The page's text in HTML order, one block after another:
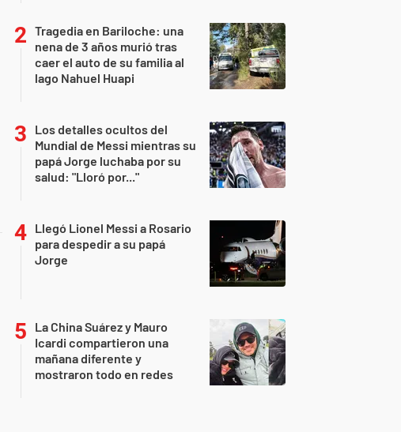
Tragedia en Bariloche: una
nena de 3 años murió tras
caer el auto de su familia al
lago Nahuel Huapi
Los detalles ocultos del
Mundial de Messi mientras su
papá Jorge luchaba por su
salud: "Lloró por..."
Llegó Lionel Messi a Rosario
para despedir a su papá
Jorge
La China Suárez y Mauro
Icardi compartieron una
mañana diferente y
mostraron todo en redes